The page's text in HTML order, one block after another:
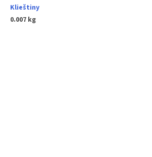
Klieštiny
0.007 kg